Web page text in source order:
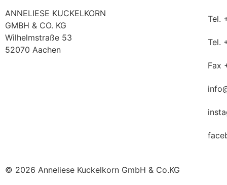
ANNELIESE KUCKELKORN
GMBH & CO. KG
Wilhelmstraße 53
52070 Aachen
Tel.
Tel.
Fax
© 2026 Anneliese Kuckelkorn GmbH & Co.KG